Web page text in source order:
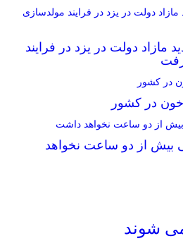
مازاد دولت در یزد در فرایند
خون در کشور
بیش از دو ساعت نخواهد
شوند